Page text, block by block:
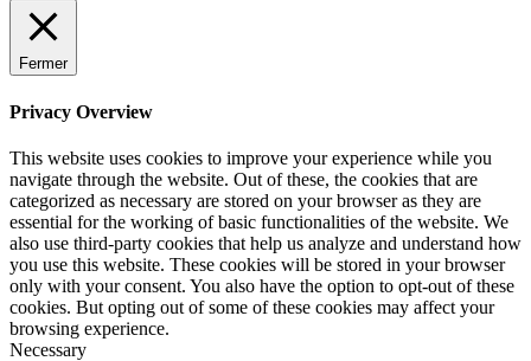
Fermer
Privacy Overview
This website uses cookies to improve your experience while you
navigate through the website. Out of these, the cookies that are
categorized as necessary are stored on your browser as they are
essential for the working of basic functionalities of the website. We
also use third-party cookies that help us analyze and understand how
you use this website. These cookies will be stored in your browser
only with your consent. You also have the option to opt-out of these
cookies. But opting out of some of these cookies may affect your
browsing experience.
Necessary